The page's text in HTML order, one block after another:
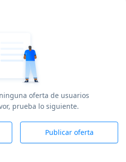
oferta de usuarios
prueba lo siguiente.
Publicar oferta